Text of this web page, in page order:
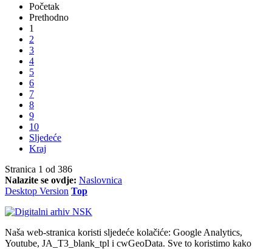
Početak
Prethodno
1
2
3
4
5
6
7
8
9
10
Sljedeće
Kraj
Stranica 1 od 386
Nalazite se ovdje: Naslovnica
Desktop Version Top
Naša web-stranica koristi sljedeće kolačiće: Google Analytics,
Youtube, JA_T3_blank_tpl i cwGeoData. Sve to koristimo kako